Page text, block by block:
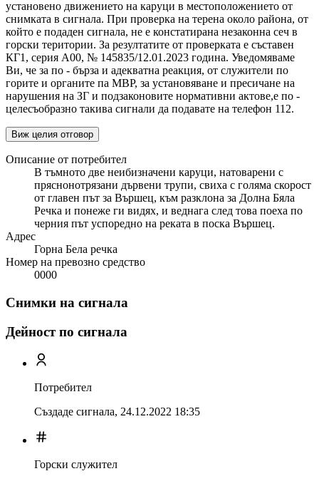
установено движението на каруци в местоположението от
снимката в сигнала. При проверка на терена около района, от
който е подаден сигнала, не е констатирана незаконна сеч в
горски територии. За резултатите от проверката е съставен
КГ1, серия А00, № 145835/12.01.2023 година. Уведомяваме
Ви, че за по - бърза и адекватна реакция, от служители по
горите и органите па МВР, за установяване и пресичане на
нарушения на ЗГ и подзаконовите нормативни актове,е по -
целесъобразно такива сигнали да подавате на телефон 112.
Виж целия отговор
Описание от потребител
В тъмното две неибизначени каруци, натоварени с
пряснонотрязани дървени трупи, свиха с голяма скорост
от главен път за Вършец, към разклона за Долна Бяла
Речка и понеже ги видях, и веднага след това поеха по
черния път успоредно на реката в поска Вършец.
Адрес
Горна Бела речка
Номер на превозно средство
0000
Снимки на сигнала
Дейност по сигнала
Потребител
Създаде сигнала, 24.12.2022 18:35
Горски служител